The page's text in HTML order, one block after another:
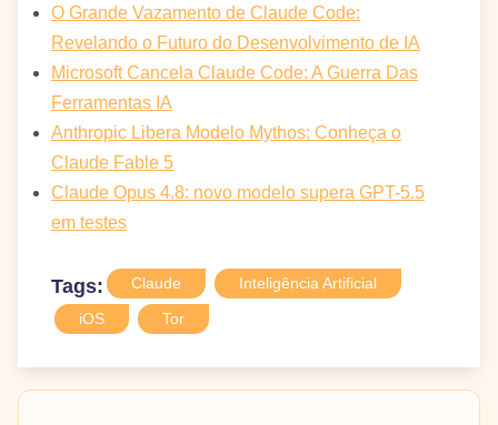
O Grande Vazamento de Claude Code:
Revelando o Futuro do Desenvolvimento de IA
Microsoft Cancela Claude Code: A Guerra Das
Ferramentas IA
Anthropic Libera Modelo Mythos: Conheça o
Claude Fable 5
Claude Opus 4.8: novo modelo supera GPT-5.5
em testes
Tags: Claude
Inteligência Artificial
iOS
Tor